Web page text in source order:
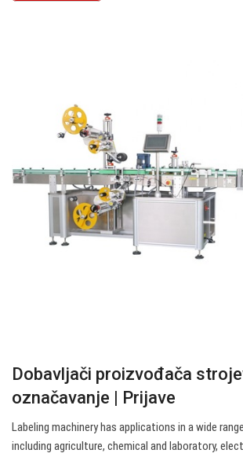
Dobavljači proizvođača
označavanje | Prijave
Labeling machinery has applications in a wide
including agriculture, chemical and laboratory,